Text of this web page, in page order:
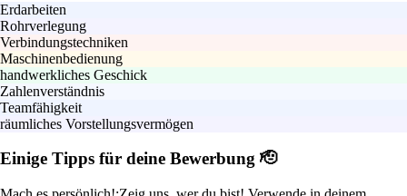
Erdarbeiten
Rohrverlegung
Verbindungstechniken
Maschinenbedienung
handwerkliches Geschick
Zahlenverständnis
Teamfähigkeit
räumliches Vorstellungsvermögen
Einige Tipps für deine Bewerbung 🫡